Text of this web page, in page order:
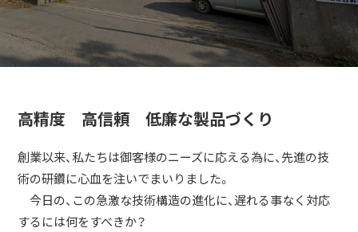
高精度 高信頼 低廉な製品づくり
創業以来、私たちは御客様のニーズに応える為に、先進の技
術の研鑽に心血を注いでまいりました。
今日の、この急激な技術構造の進化に、遅れる事なく対応
するには何をすべきか？